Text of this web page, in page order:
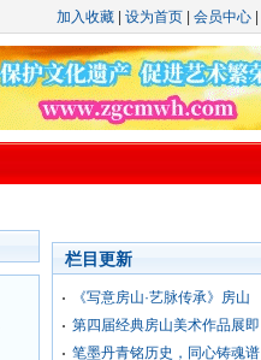
加入收藏 设为首页 会员中心
栏目更新
《写意房山·艺脉传承》房山
第四届经典房山美术作品展即
笔墨丹青铭历史，同心铸魂谱